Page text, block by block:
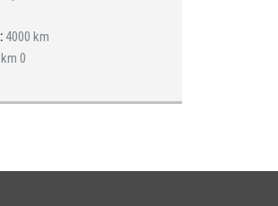
4000 km
km 0